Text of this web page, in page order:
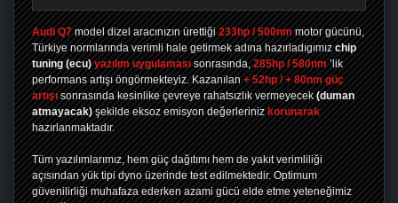
Audi Q7 model dizel aracınızın ürettiği 233hp / 500nm motor gücünü,
Türkiye normlarında verimli hale getirmek adına hazırladıgımız chip
tuning (ecu) yazılım uygulaması sonrasında, 285hp / 580nm ’lik
performans artışı öngörmekteyiz. Kazanılan + 52hp / + 80nm güç
artışı sonrasında kesinlike çevreye rahatsızlık vermeyecek (duman
atmayacak) şekilde eksoz emisyon değerleriniz korunarak
hazırlanmaktadır.
Tüm yazılımlarımız, hem güç dağıtımı hem de yakıt verimliliği
açısından yük tipi dyno üzerinde test edilmektedir. Optimum
güvenilirliği muhafaza ederken azami gücü elde etme yeteneğimiz